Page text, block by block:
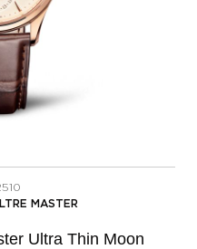
MASTER
Ultra Thin Moon